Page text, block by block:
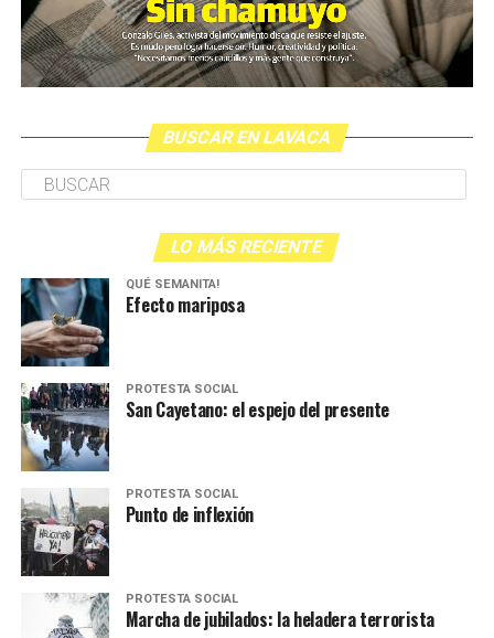
BUSCAR EN LAVACA
LO MÁS RECIENTE
QUÉ SEMANITA!
Efecto mariposa
PROTESTA SOCIAL
San Cayetano: el espejo del presente
PROTESTA SOCIAL
Punto de inflexión
PROTESTA SOCIAL
Marcha de jubilados: la heladera terrorista